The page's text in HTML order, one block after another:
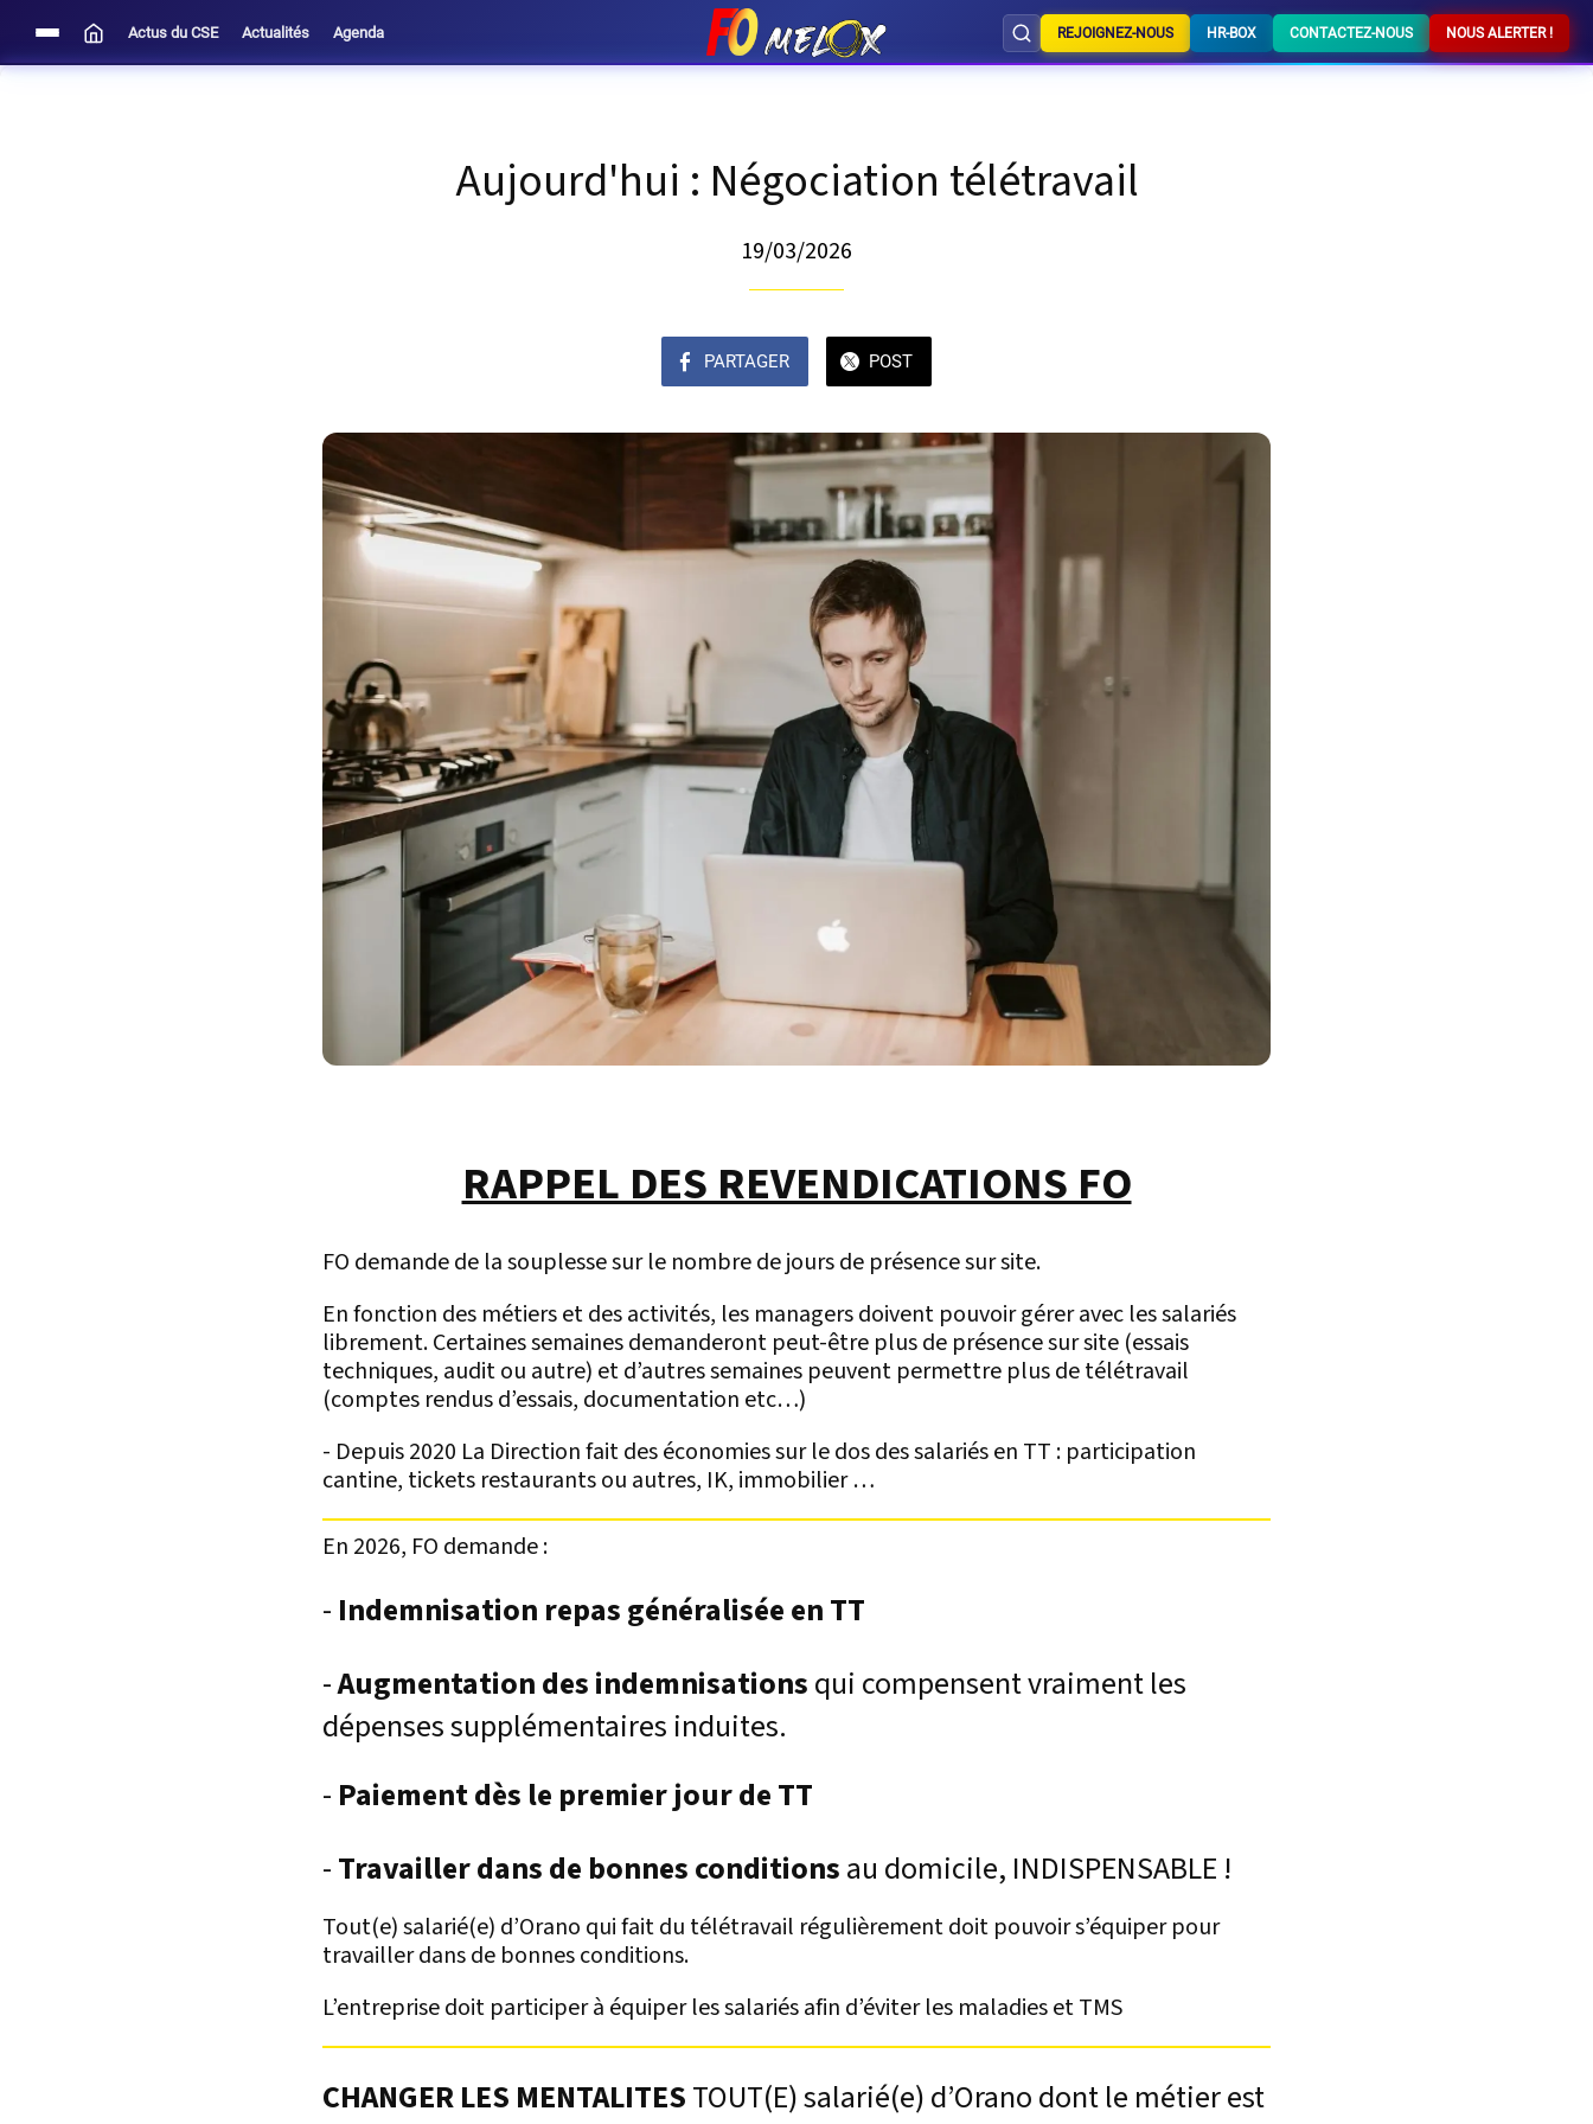
Actus du CSE Actualités Agenda REJOIGNEZ-NOUS HR-BOX CONTACTEZ-NOUS NOUS ALERTER !
Aujourd'hui : Négociation télétravail
19/03/2026
PARTAGER POST
RAPPEL DES REVENDICATIONS FO
FO demande de la souplesse sur le nombre de jours de présence sur site.
En fonction des métiers et des activités, les managers doivent pouvoir gérer avec les salariés
librement. Certaines semaines demanderont peut-être plus de présence sur site (essais
techniques, audit ou autre) et d’autres semaines peuvent permettre plus de télétravail
(comptes rendus d’essais, documentation etc…)
- Depuis 2020 La Direction fait des économies sur le dos des salariés en TT : participation
cantine, tickets restaurants ou autres, IK, immobilier …
En 2026, FO demande :
- Indemnisation repas généralisée en TT
-Augmentation des indemnisationsqui compensent vraiment les
dépenses supplémentaires induites.
- Paiement dès le premier jour de TT
-Travailler dans de bonnes conditionsau domicile, INDISPENSABLE !
Tout(e) salarié(e) d’Orano qui fait du télétravail régulièrement doit pouvoir s’équiper pour
travailler dans de bonnes conditions.
L’entreprise doit participer à équiper les salariés afin d’éviter les maladies et TMS
CHANGER LES MENTALITESTOUT(E) salarié(e) d’Orano dont le métier est